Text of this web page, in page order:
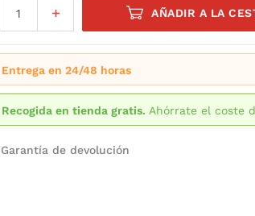
AÑADIR A LA
Entrega en 24/48 horas
Recogida en tienda gratis. Ahórrate el coste
Garantía de devolución